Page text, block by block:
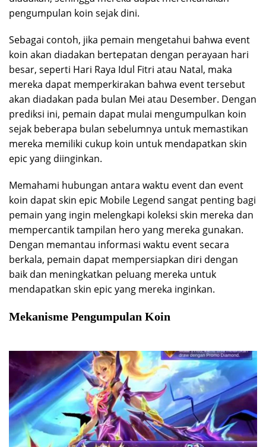
pengumpulan koin sejak dini.
Sebagai contoh, jika pemain mengetahui bahwa event
koin akan diadakan bertepatan dengan perayaan hari
besar, seperti Hari Raya Idul Fitri atau Natal, maka
mereka dapat memperkirakan bahwa event tersebut
akan diadakan pada bulan Mei atau Desember. Dengan
prediksi ini, pemain dapat mulai mengumpulkan koin
sejak beberapa bulan sebelumnya untuk memastikan
mereka memiliki cukup koin untuk mendapatkan skin
epic yang diinginkan.
Memahami hubungan antara waktu event dan event
koin dapat skin epic Mobile Legend sangat penting bagi
pemain yang ingin melengkapi koleksi skin mereka dan
mempercantik tampilan hero yang mereka gunakan.
Dengan memantau informasi waktu event secara
berkala, pemain dapat mempersiapkan diri dengan
baik dan meningkatkan peluang mereka untuk
mendapatkan skin epic yang mereka inginkan.
Mekanisme Pengumpulan Koin